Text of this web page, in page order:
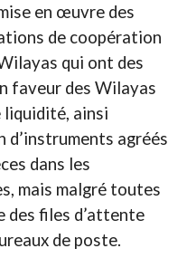
en œuvre des
de coopération
qui ont des
faveur des Wilayas
liquidité, ainsi
d’instruments agréés
dans les
mais malgré toutes
des files d’attente
de poste.